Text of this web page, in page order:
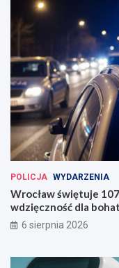
w
a
w
e
W
r
o
c
ł
w
i
u
u
w
POLICJA WYDARZENIA
Wrocław świętuje
wdzięczność dla
6 sierpnia 2026